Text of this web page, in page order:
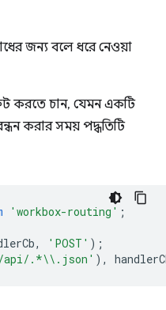
জন্য বলে ধরে নেওয়া
করতে চান, যেমন একটি
করার সময় পদ্ধতিটি
'workbox-routing' ;
, 'POST' );
.*\\.json' ),